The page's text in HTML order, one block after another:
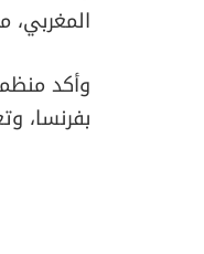
المغربي،
وأكد
بفرنسا،